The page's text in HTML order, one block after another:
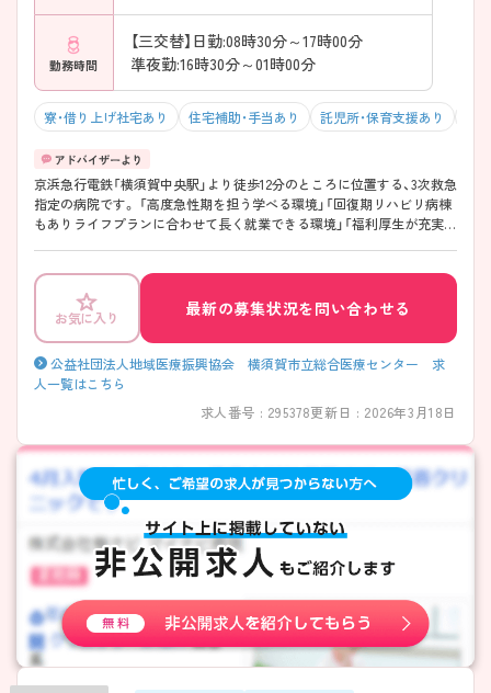
勤務時間
【三交替】日勤:08時30分～17時00分
準夜勤:16時30分～01時00分
寮・借り上げ社宅あり 住宅補助・手当あり 託児所・保育支援あり
京浜急行電鉄「横須賀中央駅」より徒歩12分のところに位置する、3次救急
指定の病院です。 「高度急性期を担う学べる環境」「回復期リハビリ病棟
もありライフプランに合わせて長く就業できる環境」「福利厚生が充実し
せ。
お気に入り
最新の募集状況を問い合わせる
公益社団法人地域医療振興協会 横須賀市立総合医療センター 求
人一覧はこちら
求人番号 : 295378更新日 : 2026年3月18日